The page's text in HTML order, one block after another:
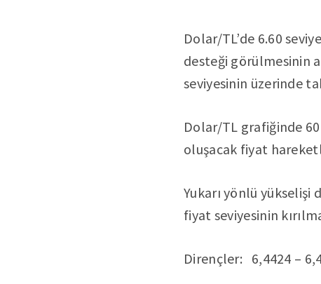
Dolar/TL’de 6.60
desteği görülmesinin
seviyesinin üzerinde
Dolar/TL grafiğinde
oluşacak fiyat
Yukarı yönlü yükselişi
fiyat seviyesinin
Dirençler: 6,4424 –